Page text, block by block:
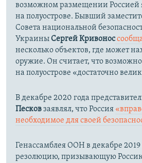
возможном размещении Россией
на полуострове. Бывший
Совета национальной
УкраиныСергей Кривонос
несколько объектов, где может
оружие. Он считает, что
на полуострове «достаточно
В декабре 2020 года
Песковзаявлял, что Россия
необходимое для своей
Генассамблея ООН в декабре 2019
резолюцию, призывающую